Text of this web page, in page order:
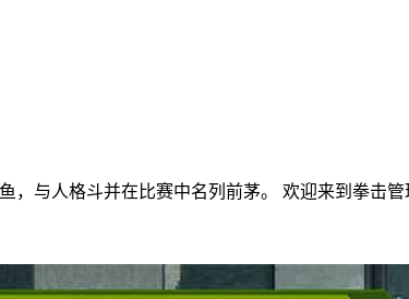
，与人格斗并在比赛中名列前茅。 欢迎来到拳击